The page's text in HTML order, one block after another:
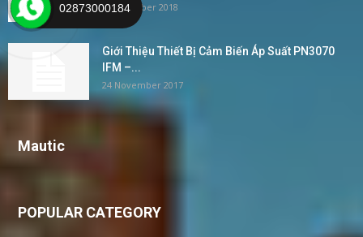
4 December 2018
Giới Thiệu Thiết Bị Cảm Biến Áp Suất PN3070
IFM –...
24 November 2017
Mautic
POPULAR CATEGORY
02873000184